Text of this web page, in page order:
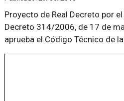
Proyecto de Real Decreto por
Decreto 314/2006, de 17 de
aprueba el Código Técnico de